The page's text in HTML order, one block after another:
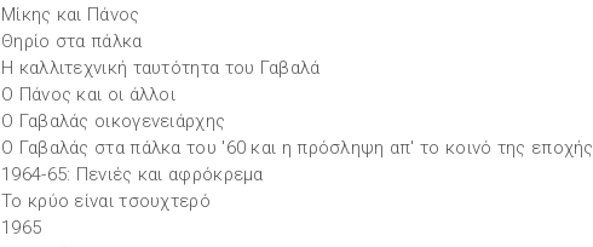
Μίκης και Πάνος
Θηρίο στα πάλκα
Η καλλιτεχνική ταυτότητα του Γαβαλά
Ο Πάνος και οι άλλοι
Ο Γαβαλάς οικογενειάρχης
Ο Γαβαλάς στα πάλκα του '60 και η πρόσληψη απ' το κοινό της εποχής
1964-65: Πενιές και αφρόκρεμα
Το κρύο είναι τσουχτερό
1965